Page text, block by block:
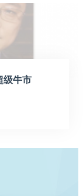
级牛市